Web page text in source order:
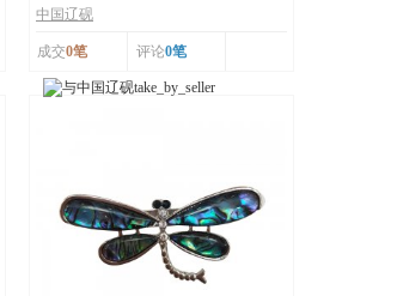
非物质文化遗...
中国辽砚
成交0笔 评论0笔